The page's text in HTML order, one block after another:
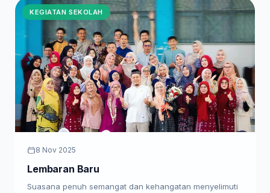
KEGIATAN SEKOLAH
8 Nov 2025
Lembaran Baru
Suasana penuh semangat dan kehangatan menyelimuti